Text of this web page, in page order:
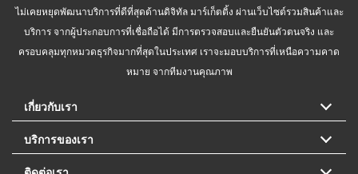
ไม่เคยหยุดพัฒนาบริการที่ดีที่สุดด้านดิจิทัล มาร์เก็ตติ้ง ผ่านเว็บไซต์รวมสินค้าและ
บริการ จากผู้ประกอบการที่เชื่อถือได้ มีการตรวจสอบและยืนยันตัวตนจริง และ
ครอบคลุมทุกหมวดธุรกิจมากที่สุดในประเทศ เราจะมอบบริการที่เหนือความคาด
หมาย จากทีมงานคุณภาพ
เกี่ยวกับเรา
บริการของเรา